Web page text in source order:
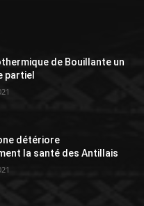
de Bouillante un
partiel
détériore
la santé des Antillais